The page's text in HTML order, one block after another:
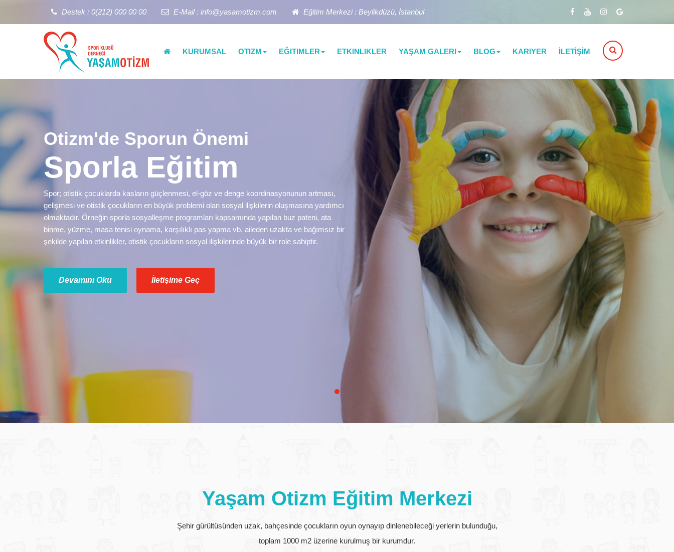
Destek : 0(212) 000 00 00 E-Mail : info@yasamotizm.com Eğitim Merkezi : Beylikdüzü, İstanbul
KURUMSAL OTIZM EĞITIMLER ETKINLIKLER YAŞAM GALERI BLOG KARIYER İLETİŞİM
Otizm'de Sporun Önemi
Sporla Eğitim
Spor; otistik çocuklarda kasların güçlenmesi, el-göz ve denge koordinasyonunun artması,
gelişmesi ve otistik çocukların en büyük problemi olan sosyal ilişkilerin oluşmasına yardımcı
olmaktadır. Örneğin sporla sosyalleşme programları kapsamında yapılan buz pateni, ata
binme, yüzme, masa tenisi oynama, karşılıklı pas yapma vb. aileden uzakta ve bağımsız bir
şekilde yapılan etkinlikler, otistik çocukların sosyal ilişkilerinde büyük bir role sahiptir.
Devamını Oku İletişime Geç
Yaşam Otizm Eğitim Merkezi
Şehir gürültüsünden uzak, bahçesinde çocukların oyun oynayıp dinlenebileceği yerlerin bulunduğu,
toplam 1000 m2 üzerine kurulmuş bir kurumdur.